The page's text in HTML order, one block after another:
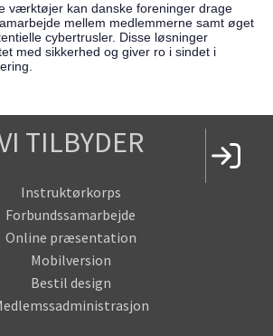
værktøjer kan danske foreninger drage
mellem medlemmerne samt øget
cybertrusler. Disse løsninger
med sikkerhed og giver ro i sindet i
TILBYDER
Instruktørkorps
Forbundssamarbejde
Online præsentation
Mobilversion
Bestil design